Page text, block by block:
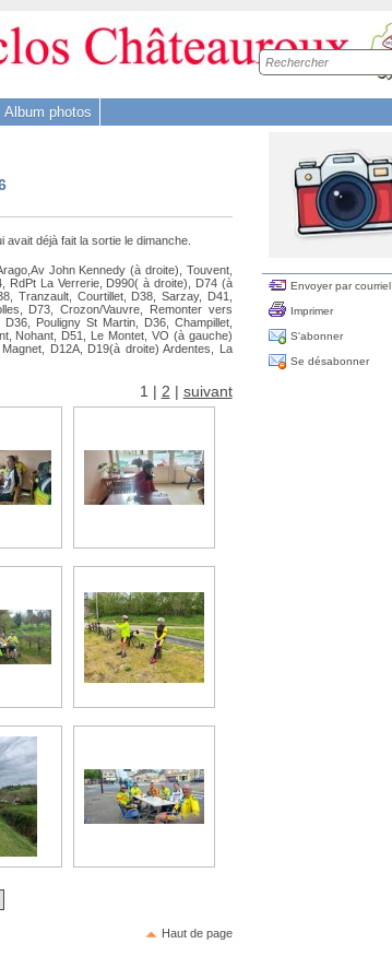
Recherche
sur
site
Album photos
déjà fait la sortie le dimanche.
John Kennedy (à droite), Touvent,
RdPt La Verrerie, D990( à droite), D74 (à
Tranzault, Courtillet, D38, Sarzay, D41,
D73, Crozon/Vauvre, Remonter vers
Pouligny St Martin, D36, Champillet,
Nohant, D51, Le Montet, VO (à gauche)
D12A, D19(à droite) Ardentes, La
1 | 2 | suivant
Haut de page
Envoyer par courriel
Imprimer
S'abonner
Se désabonner